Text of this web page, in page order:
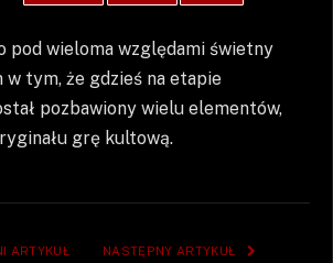
pod wieloma względami świetny
w tym, że gdzieś na etapie
pozbawiony wielu elementów,
grę kultową.
ARTYKUŁ NASTĘPNY ARTYKUŁ